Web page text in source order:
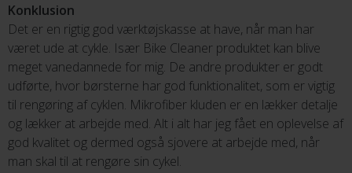
Konklusion
Det er en rigtig god værktøjskasse at have, når man har
været ude at cykle. Især Bike Cleaner produktet kan blive
meget vanedannede for mig. De andre produkter er godt
udførte, hvor børsterne har god funktionalitet, som er vigtig
til rengøring af cyklen. Mikrofiber kluden er en lækker detalje
og lækker at arbejde med. Alt i alt har jeg fået en oplevelse af
god kvalitet og dermed også sjovere at arbejde med, når
man skal til at rengøre sin cykel.